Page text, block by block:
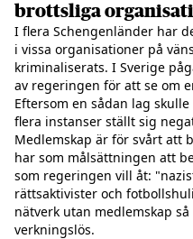
brottsliga
I flera Schengenländer har
i vissa organisationer på
kriminaliserats. I Sverige
av regeringen för att se om
Eftersom en sådan lag
flera instanser ställt sig
Medlemskap är för svårt att
har som målsättningen att
som regeringen vill åt:
rättsaktivister och
nätverk utan medlemskap
verkningslös.